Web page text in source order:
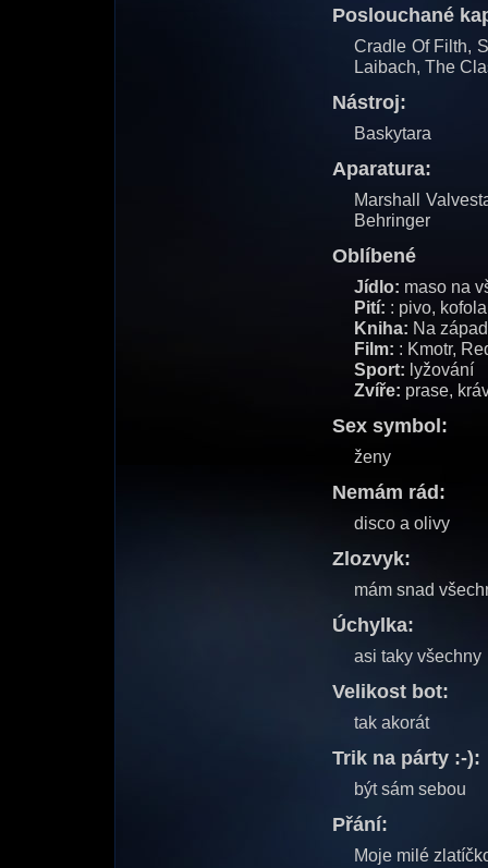
Poslouchané
Cradle Of Filth,
Laibach, The
Nástroj:
Baskytara
Aparatura:
Marshall
Behringer
Oblíbené
Jídlo: maso na
Pití: : pivo,
Kniha: Na
Film: : Kmotr,
Sport: lyžování
Zvíře: prase,
Sex symbol:
ženy
Nemám rád:
disco a olivy
Zlozvyk:
mám snad
Úchylka:
asi taky všechny
Velikost bot:
tak akorát
Trik na párty :-):
být sám sebou
Přání:
Moje milé